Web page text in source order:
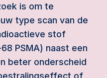
is om te
type scan van de
stof
PSMA) naast een
beter onderscheid
of